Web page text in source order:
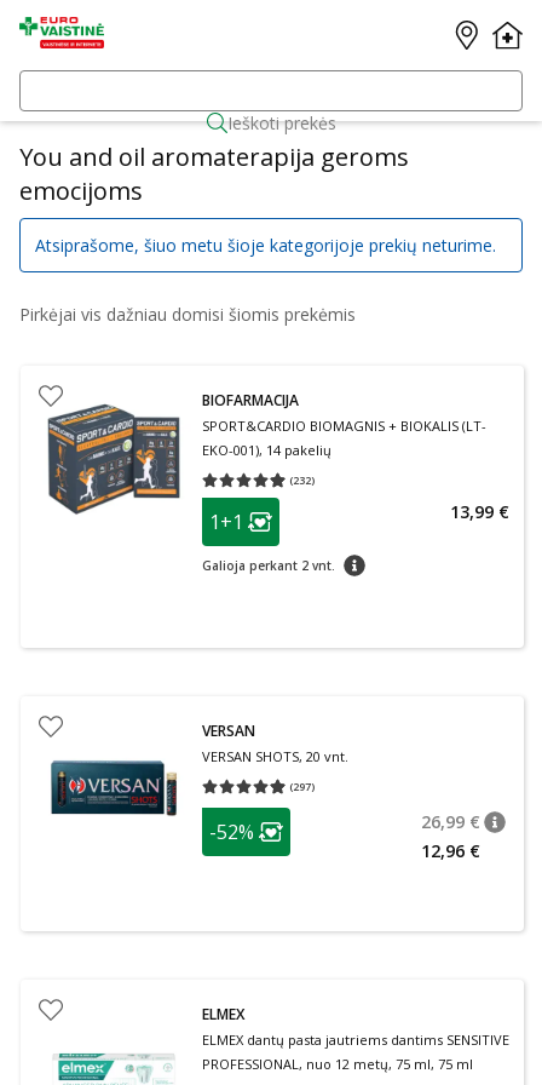
Ieškoti prekės
You and oil aromaterapija geroms
emocijoms
Atsiprašome, šiuo metu šioje kategorijoje prekių neturime.
Pirkėjai vis dažniau domisi šiomis prekėmis
BIOFARMACIJA
SPORT&CARDIO BIOMAGNIS + BIOKALIS (LT-
EKO-001), 14 pakelių
(232)
Vidutinis įvertinimas 4.93
patarimas
Lojalumo klubo narių nuolaida
1+1
Galioja perkant 2 vnt. patarimas
13,99 €
VERSAN
VERSAN SHOTS, 20 vnt.
(297)
Vidutinis įvertinimas 4.93
patarimas
Lojalumo klubo narių nuolaida
-52% 26,99 €
12,96 €
ELMEX
ELMEX dantų pasta jautriems dantims SENSITIVE
PROFESSIONAL, nuo 12 metų, 75 ml, 75 ml